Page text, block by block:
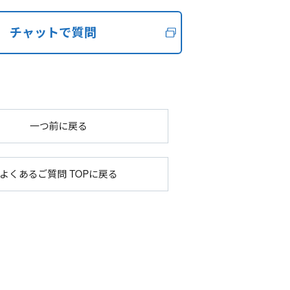
チャットで質問
一つ前に戻る
よくあるご質問 TOPに戻る